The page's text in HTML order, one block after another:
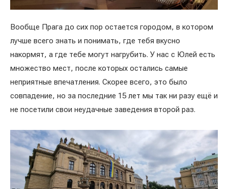
Вообще Прага до сих пор остается городом, в котором
лучше всего знать и понимать, где тебя вкусно
накормят, а где тебе могут нагрубить. У нас с Юлей есть
множество мест, после которых остались самые
неприятные впечатления. Скорее всего, это было
совпадение, но за последние 15 лет мы так ни разу ещё и
не посетили свои неудачные заведения второй раз.